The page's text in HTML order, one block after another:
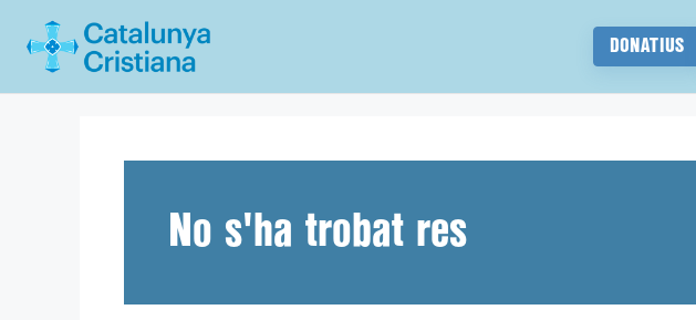
DONATIUS
No s'ha trobat res